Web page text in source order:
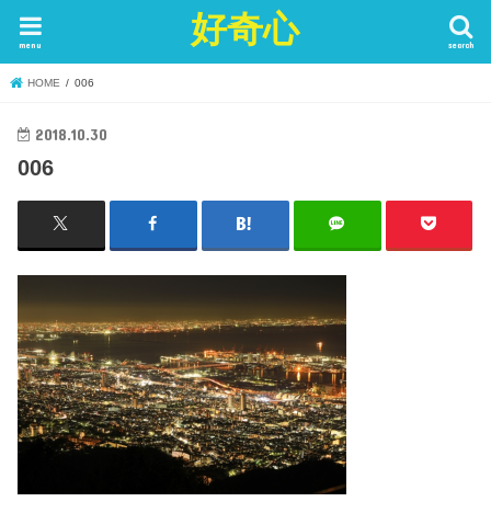
好奇心 search
menu
HOME 006
2018.10.30
006